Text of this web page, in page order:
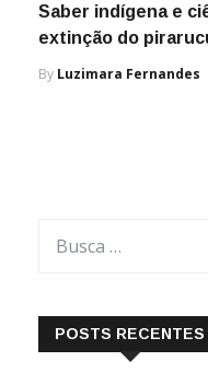
Saber indígena e
extinção do
By Luzimara Fernandes
POSTS RECENTES